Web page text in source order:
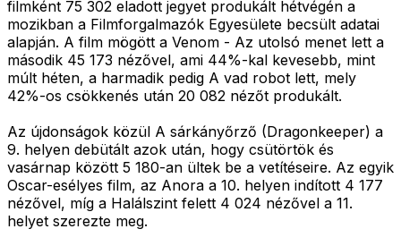
filmként 75 302 eladott jegyet produkált hétvégén a
mozikban a Filmforgalmazók Egyesülete becsült adatai
alapján. A film mögött a Venom - Az utolsó menet lett a
második 45 173 nézővel, ami 44%-kal kevesebb, mint
múlt héten, a harmadik pedig A vad robot lett, mely
42%-os csökkenés után 20 082 nézőt produkált.
Az újdonságok közül A sárkányőrző (Dragonkeeper) a
9. helyen debütált azok után, hogy csütörtök és
vasárnap között 5 180-an ültek be a vetítéseire. Az egyik
Oscar-esélyes film, az Anora a 10. helyen indított 4 177
nézővel, míg a Halálszint felett 4 024 nézővel a 11.
helyet szerezte meg.